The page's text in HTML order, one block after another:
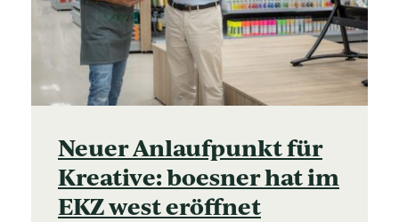
Neuer Anlaufpunkt für
Kreative: boesner hat im
EKZ west eröffnet